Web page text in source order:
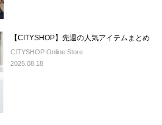
【CITYSHOP】先週の人気アイテムまとめ
CITYSHOP Online Store
2025.08.18